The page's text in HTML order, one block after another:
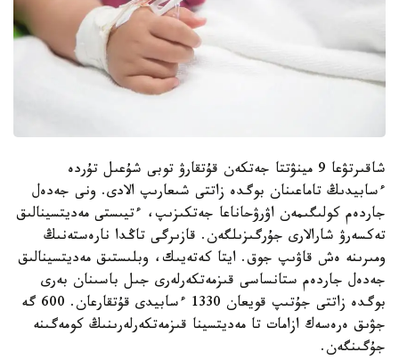
شاقىرتۋعا 9 مينۋتتا جەتكەن قۇتقارۋ توبى شۇعىل تۇردە
ءسابيدىڭ تاماعىنان بوگدە زاتتى شىعارىپ الادى. ونى جەدەل
جاردەم كولىگىمەن اۋرۋحاناعا جەتكىزىپ، ءتيىستى مەديتسينالىق
تەكسەرۋ شارالارى جۇرگىزىلگەن. قازىرگى تاڭدا نارەستەنىڭ
ومىرىنە ەش قاۋىپ جوق. ايتا كەتەيىك، وبلىستىق مەديتسينالىق
جەدەل جاردەم ستانساسى قىزمەتكەرلەرى جىل باسىنان بەرى
بوگدە زاتتى جۇتىپ قويعان 1330 ءسابيدى قۇتقارعان. 600 گە
جۋىق ەرەسەك ازامات تا مەديتسينا قىزمەتكەرلەرىنىڭ كومەگىنە
جۇگىنگەن.